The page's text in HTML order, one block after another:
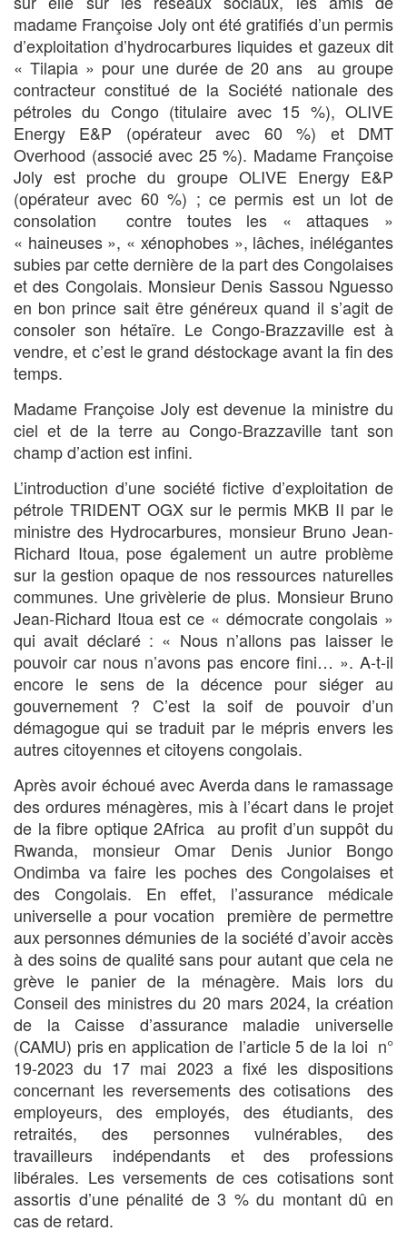
madame Françoise Joly ont été gratifiés d’un permis
d’exploitation d’hydrocarbures liquides et gazeux dit
« Tilapia » pour une durée de 20 ans au groupe
contracteur constitué de la Société nationale des
pétroles du Congo (titulaire avec 15 %), OLIVE
Energy E&P (opérateur avec 60 %) et DMT
Overhood (associé avec 25 %). Madame Françoise
Joly est proche du groupe OLIVE Energy E&P
(opérateur avec 60 %) ; ce permis est un lot de
consolation contre toutes les « attaques »
« haineuses », « xénophobes », lâches, inélégantes
subies par cette dernière de la part des Congolaises
et des Congolais. Monsieur Denis Sassou Nguesso
en bon prince sait être généreux quand il s’agit de
consoler son hétaïre. Le Congo-Brazzaville est à
vendre, et c’est le grand déstockage avant la fin des
temps.
Madame Françoise Joly est devenue la ministre du
ciel et de la terre au Congo-Brazzaville tant son
champ d’action est infini.
L’introduction d’une société fictive d’exploitation de
pétrole TRIDENT OGX sur le permis MKB II par le
ministre des Hydrocarbures, monsieur Bruno Jean-
Richard Itoua, pose également un autre problème
sur la gestion opaque de nos ressources naturelles
communes. Une grivèlerie de plus. Monsieur Bruno
Jean-Richard Itoua est ce « démocrate congolais »
qui avait déclaré : « Nous n’allons pas laisser le
pouvoir car nous n’avons pas encore fini… ». A-t-il
encore le sens de la décence pour siéger au
gouvernement ? C’est la soif de pouvoir d’un
démagogue qui se traduit par le mépris envers les
autres citoyennes et citoyens congolais.
Après avoir échoué avec Averda dans le ramassage
des ordures ménagères, mis à l’écart dans le projet
de la fibre optique 2Africa au profit d’un suppôt du
Rwanda, monsieur Omar Denis Junior Bongo
Ondimba va faire les poches des Congolaises et
des Congolais. En effet, l’assurance médicale
universelle a pour vocation première de permettre
aux personnes démunies de la société d’avoir accès
à des soins de qualité sans pour autant que cela ne
grève le panier de la ménagère. Mais lors du
Conseil des ministres du 20 mars 2024, la création
de la Caisse d’assurance maladie universelle
(CAMU) pris en application de l’article 5 de la loi n°
19-2023 du 17 mai 2023 a fixé les dispositions
concernant les reversements des cotisations des
employeurs, des employés, des étudiants, des
retraités, des personnes vulnérables, des
travailleurs indépendants et des professions
libérales. Les versements de ces cotisations sont
assortis d’une pénalité de 3 % du montant dû en
cas de retard.